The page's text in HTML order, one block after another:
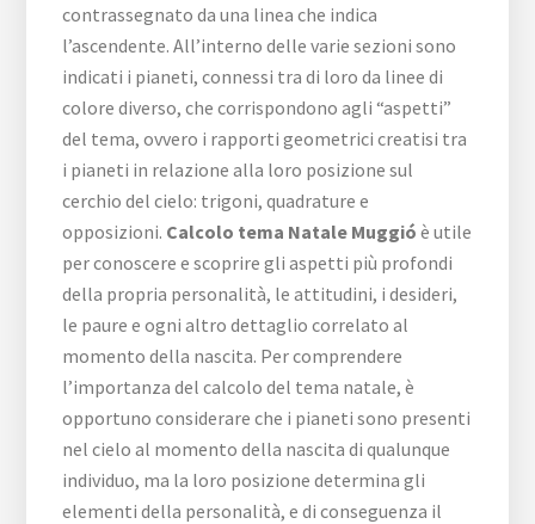
contrassegnato da una linea che indica
l’ascendente. All’interno delle varie sezioni sono
indicati i pianeti, connessi tra di loro da linee di
colore diverso, che corrispondono agli “aspetti”
del tema, ovvero i rapporti geometrici creatisi tra
i pianeti in relazione alla loro posizione sul
cerchio del cielo: trigoni, quadrature e
opposizioni. Calcolo tema Natale Muggió è utile
per conoscere e scoprire gli aspetti più profondi
della propria personalità, le attitudini, i desideri,
le paure e ogni altro dettaglio correlato al
momento della nascita. Per comprendere
l’importanza del calcolo del tema natale, è
opportuno considerare che i pianeti sono presenti
nel cielo al momento della nascita di qualunque
individuo, ma la loro posizione determina gli
elementi della personalità, e di conseguenza il